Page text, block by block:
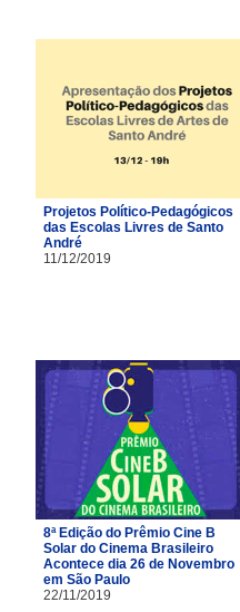
Projetos Político-Pedagógicos
das Escolas Livres de Santo
André
11/12/2019
8ª Edição do Prêmio Cine B
Solar do Cinema Brasileiro
Acontece dia 26 de Novembro
em São Paulo
22/11/2019